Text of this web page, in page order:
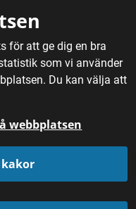
för att ge dig en bra
som vi använder
Du kan välja att
webbplatsen
Bröd Original och